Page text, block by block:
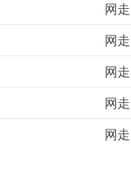
网
网
网
网
网